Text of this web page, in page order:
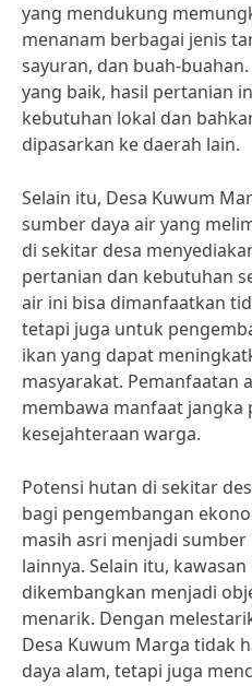
yang mendukung
menanam berbagai jenis
sayuran, dan buah-
yang baik, hasil pertanian
kebutuhan lokal dan
dipasarkan ke daerah lain.
Selain itu, Desa Kuwum
sumber daya air yang
di sekitar desa
pertanian dan kebutuhan
air ini bisa dimanfaatkan
tetapi juga untuk
ikan yang dapat
masyarakat. Pemanfaatan
membawa manfaat jangka
kesejahteraan warga.
Potensi hutan di sekitar
bagi pengembangan
masih asri menjadi
lainnya. Selain itu,
dikembangkan menjadi
menarik. Dengan
Desa Kuwum Marga tidak
daya alam, tetapi juga